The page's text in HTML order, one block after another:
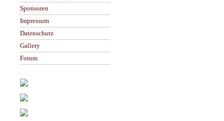
Sponsoren
Impressum
Datenschutz
Gallery
Forum